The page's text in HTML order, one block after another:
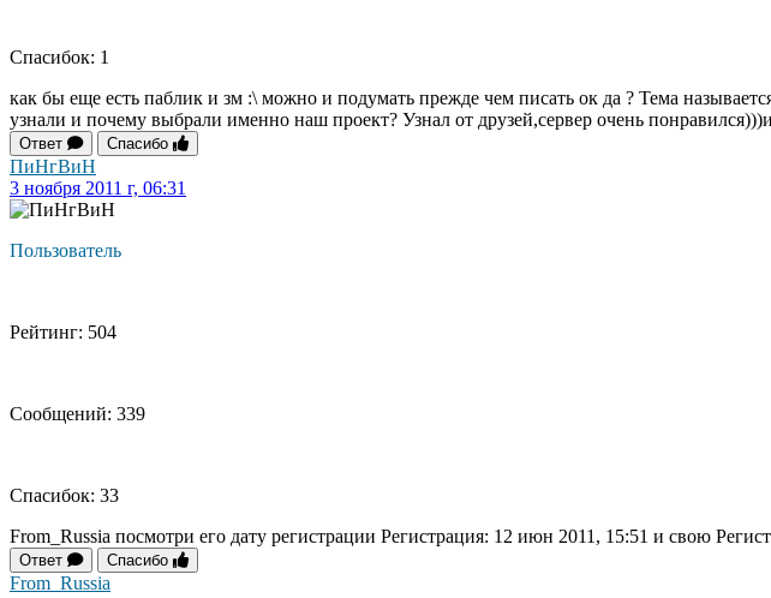
Спасибок: 1
как бы еще есть паблик и зм :\ можно и подумать прежде чем писать ок да ? Тема
узнали и почему выбрали именно наш проект? Узнал от друзей,сервер очень
Ответ Спасибо
ПиНгВиН
3 ноября 2011 г, 06:31
Пользователь
Рейтинг: 504
Сообщений: 339
Спасибок: 33
From_Russia посмотри его дату регистрации Регистрация: 12 июн 2011, 15:51 и свою
Ответ Спасибо
From_Russia